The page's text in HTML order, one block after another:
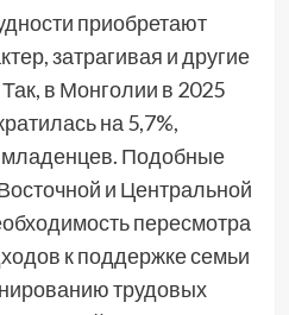
приобретают
затрагивая и другие
в Монголии в 2025
на 5,7%,
младенцев. Подобные
и Центральной
пересмотра
к поддержке семьи
трудовых